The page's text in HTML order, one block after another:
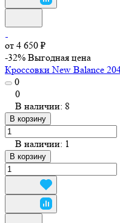
от 4 650 ₽
-32% Выгодная цена
Кроссовки New Balance
0
0
В наличии: 8
В корзину
В наличии: 1
В корзину